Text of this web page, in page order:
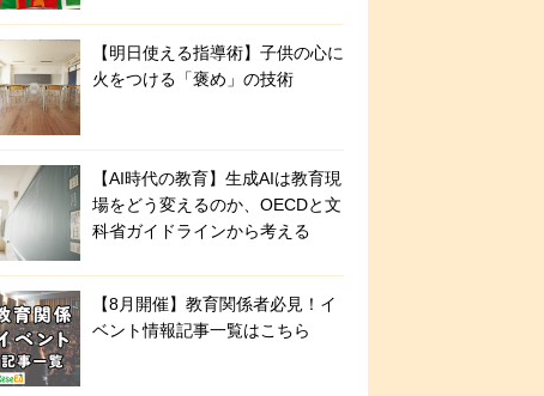
【明日使える指導術】子供の心に
火をつける「褒め」の技術
【AI時代の教育】生成AIは教育現
場をどう変えるのか、OECDと文
科省ガイドラインから考える
【8月開催】教育関係者必見！イ
ベント情報記事一覧はこちら